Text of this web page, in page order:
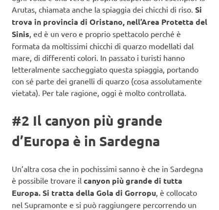
Arutas, chiamata anche la spiaggia dei chicchi di riso. Si
trova in provincia di Oristano, nell’Area Protetta del
Sinis , ed è un vero e proprio spettacolo perché è
formata da moltissimi chicchi di quarzo modellati dal
mare, di differenti colori. In passato i turisti hanno
letteralmente saccheggiato questa spiaggia, portando
con sé parte dei granelli di quarzo (cosa assolutamente
vietata). Per tale ragione, oggi è molto controllata.
#2 Il canyon più grande
d’Europa è in Sardegna
Un’altra cosa che in pochissimi sanno è che in Sardegna
è possibile trovare il canyon più grande di tutta
Europa. Si tratta della Gola di Gorropu , è collocato
nel Supramonte e si può raggiungere percorrendo un